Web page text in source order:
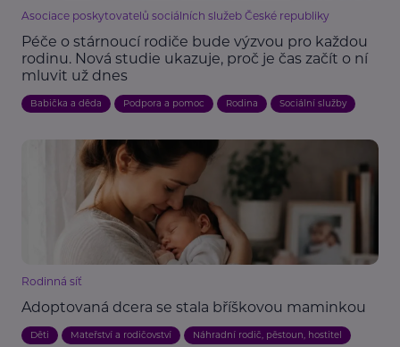
Asociace poskytovatelů sociálních služeb České republiky
Péče o stárnoucí rodiče bude výzvou pro každou
rodinu. Nová studie ukazuje, proč je čas začít o ní
mluvit už dnes
Babička a děda Podpora a pomoc Rodina Sociální služby
Rodinná síť
Adoptovaná dcera se stala bříškovou maminkou
Děti Mateřství a rodičovství Náhradní rodič, pěstoun, hostitel